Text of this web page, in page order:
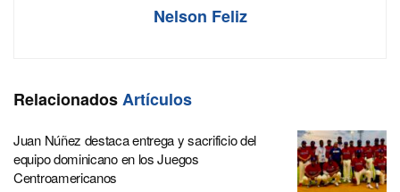
Nelson Feliz
RelacionadosArtículos
Juan Núñez destaca entrega y sacrificio del
equipo dominicano en los Juegos
Centroamericanos